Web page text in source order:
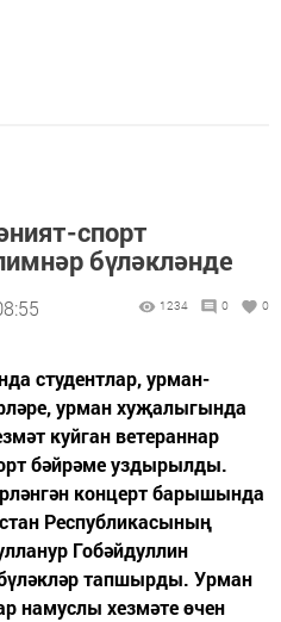
спорт
бүләкләнде
1234 0 0
студентлар, урман-
урман хуҗалыгында
куйган ветераннар
бәйрәме уздырылды.
концерт барышында
Республикасының
Гобәйдуллин
тапшырды. Урман
намуслы хезмәте өчен